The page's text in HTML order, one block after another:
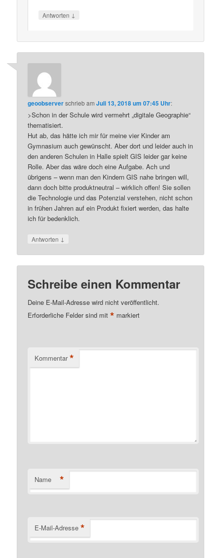
Antworten ↓
geoobserverschriebamJuli 13, 2018 um 07:45 Uhr:
>Schon in der Schule wird vermehrt „digitale Geographie“
thematisiert.
Hut ab, das hätte ich mir für meine vier Kinder am
Gymnasium auch gewünscht. Aber dort und leider auch in
den anderen Schulen in Halle spielt GIS leider gar keine
Rolle. Aber das wäre doch eine Aufgabe. Ach und
übrigens – wenn man den Kindern GIS nahe bringen will,
dann doch bitte produktneutral – wirklich offen! Sie sollen
die Technologie und das Potenzial verstehen, nicht schon
in frühen Jahren auf ein Produkt fixiert werden, das halte
ich für bedenklich.
Antworten ↓
Schreibe einen Kommentar
Deine E-Mail-Adresse wird nicht veröffentlicht.
Erforderliche Felder sind mit* markiert
Kommentar *
Name *
E-Mail-Adresse *